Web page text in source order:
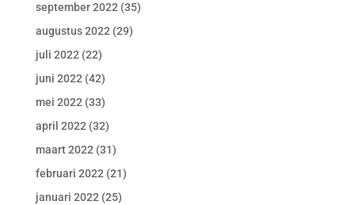
september 2022 (35)
augustus 2022 (29)
juli 2022 (22)
juni 2022 (42)
mei 2022 (33)
april 2022 (32)
maart 2022 (31)
februari 2022 (21)
januari 2022 (25)